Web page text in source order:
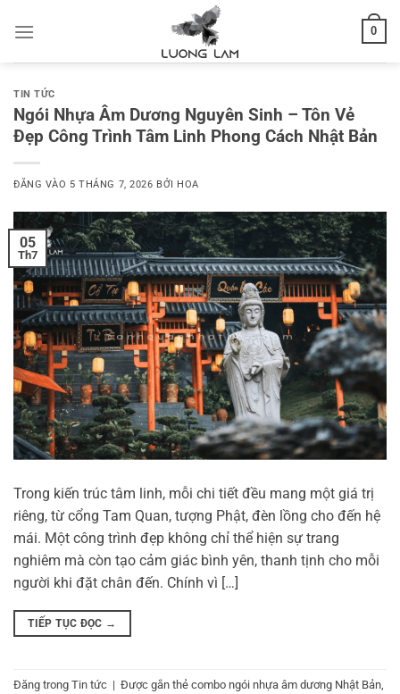
qua
0
TIN TỨC
Ngói Nhựa Âm Dương Nguyên Sinh – Tôn Vẻ
Đẹp Công Trình Tâm Linh Phong Cách Nhật Bản
ĐĂNG VÀO 5 THÁNG 7, 2026 BỞI HOA
05
Th7
Trong kiến trúc tâm linh, mỗi chi tiết đều mang một giá trị
riêng, từ cổng Tam Quan, tượng Phật, đèn lồng cho đến hệ
mái. Một công trình đẹp không chỉ thể hiện sự trang
nghiêm mà còn tạo cảm giác bình yên, thanh tịnh cho mỗi
người khi đặt chân đến. Chính vì […]
TIẾP TỤC ĐỌC →
Đăng trong Tin tức | Được gắn thẻ combo ngói nhựa âm dương Nhật Bản